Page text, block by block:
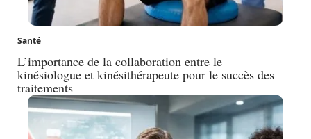
Santé
L’importance de la collaboration entre le
kinésiologue et kinésithérapeute pour le succès des
traitements